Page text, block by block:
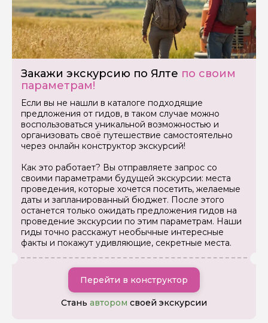
Закажи экскурсию по Ялте по своим
параметрам!
Если вы не нашли в каталоге подходящие
предложения от гидов, в таком случае можно
воспользоваться уникальной возможностью и
организовать своё путешествие самостоятельно
через онлайн конструктор экскурсий!
Как это работает? Вы отправляете запрос со
своими параметрами будущей экскурсии: места
проведения, которые хочется посетить, желаемые
даты и запланированный бюджет. После этого
останется только ожидать предложения гидов на
проведение экскурсии по этим параметрам. Наши
гиды точно расскажут необычные интересные
факты и покажут удивляющие, секретные места.
Перейти в конструктор
Стань автором своей экскурсии
Задайте свой вопрос гиду
Как вас зовут
Ваша электронная почта
Ваш номер телефона
Вопросы и комментарии
Если у вас есть интересующие вопросы, можете их
задать